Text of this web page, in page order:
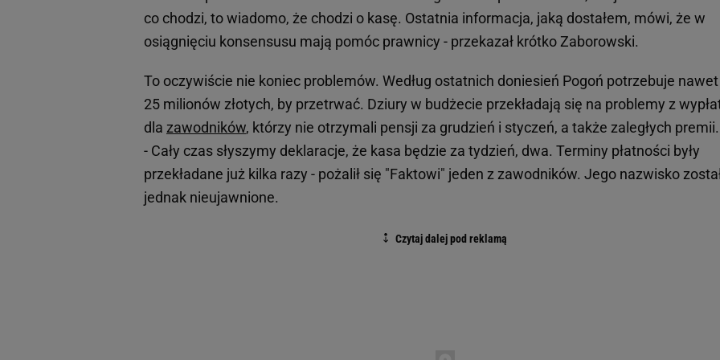
co chodzi, to wiadomo, że chodzi o kasę. Ostatnia informacja, jaką dostałem, mówi, że w
osiągnięciu konsensusu mają pomóc prawnicy - przekazał krótko Zaborowski.
To oczywiście nie koniec problemów. Według ostatnich doniesień Pogoń potrzebuje
25 milionów złotych, by przetrwać. Dziury w budżecie przekładają się na problemy z
dla zawodników, którzy nie otrzymali pensji za grudzień i styczeń, a także zaległych premii.
- Cały czas słyszymy deklaracje, że kasa będzie za tydzień, dwa. Terminy płatności były
przekładane już kilka razy - pożalił się "Faktowi" jeden z zawodników. Jego nazwisko
jednak nieujawnione.